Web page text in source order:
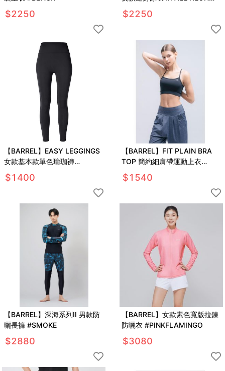
$2250
YELLOW
$2250
【BARREL】EASY LEGGINGS
女款基本款單色瑜珈褲
#BLACK
$1400
【BARREL】FIT PLAIN BRA
TOP 簡約細肩帶運動上衣
#BLACK
$1540
【BARREL】深海系列II 男款防
曬長褲 #SMOKE
$2880
【BARREL】女款素色寬版拉鍊
防曬衣 #PINKFLAMINGO
$3080